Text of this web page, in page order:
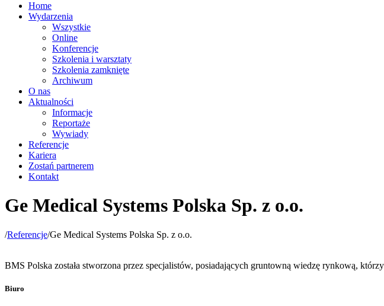
Home
Wydarzenia
Wszystkie
Online
Konferencje
Szkolenia i warsztaty
Szkolenia zamknięte
Archiwum
O nas
Aktualności
Informacje
Reportaże
Wywiady
Referencje
Kariera
Zostań partnerem
Kontakt
Ge Medical Systems Polska Sp. z o.o.
/Referencje/Ge Medical Systems Polska Sp. z o.o.
BMS Polska została stworzona przez specjalistów, posiadających gruntowną wiedzę rynkową,
Biuro